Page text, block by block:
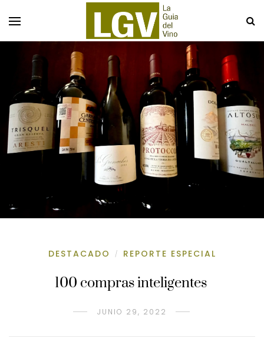
DESTACADO / REPORTE ESPECIAL
100 compras inteligentes
JUNIO 29, 2022